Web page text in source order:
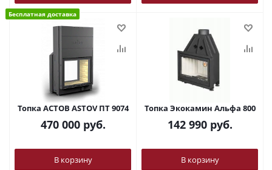
Бесплатная доставка
Топка АСТОВ ASTOV ПТ 9074
470 000руб.
В корзину
Топка Экокамин Альфа 800
142 990руб.
В корзину